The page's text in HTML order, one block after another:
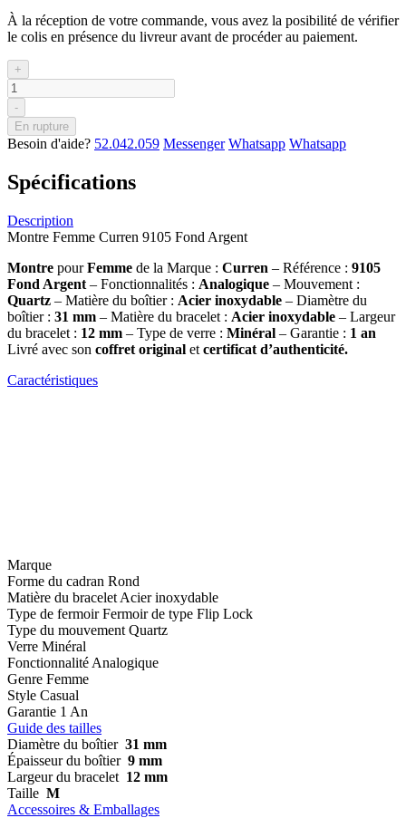
À la réception de votre commande, vous avez la posibilité de vérifier
le colis en présence du livreur avant de procéder au paiement.
+
-
En rupture
Besoin d'aide? 52.042.059 Messenger Whatsapp Whatsapp
Spécifications
Description
Montre Femme Curren 9105 Fond Argent
Montre pourFemme de la Marque : Curren – Référence : 9105
Fond Argent – Fonctionnalités : Analogique – Mouvement :
Quartz – Matière du boîtier : Acier inoxydable – Diamètre du
boîtier : 31 mm – Matière du bracelet : Acier inoxydable – Largeur
du bracelet : 12 mm – Type de verre : Minéral – Garantie : 1 an
Livré avec son coffret original et certificat d’authenticité.
Caractéristiques
Marque
Forme du cadran Rond
Matière du bracelet Acier inoxydable
Type de fermoir Fermoir de type Flip Lock
Type du mouvement Quartz
Verre Minéral
Fonctionnalité Analogique
Genre Femme
Style Casual
Garantie 1 An
Guide des tailles
Diamètre du boîtier 31 mm
Épaisseur du boîtier 9 mm
Largeur du bracelet 12 mm
Taille M
Accessoires & Emballages